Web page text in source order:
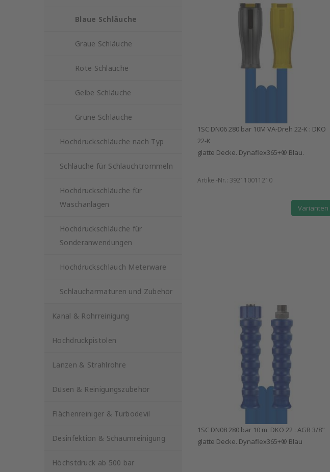
Blaue Schläuche
Graue Schläuche
Rote Schläuche
Gelbe Schläuche
Grüne Schläuche
Hochdruckschläuche nach Typ
Schläuche für Schlauchtrommeln
Hochdruckschläuche für
Waschanlagen
Hochdruckschläuche für
Sonderanwendungen
Hochdruckschlauch Meterware
Schlaucharmaturen und Zubehör
Kanal & Rohrreinigung
Hochdruckpistolen
Lanzen & Strahlrohre
Düsen & Reinigungszubehör
Flächenreiniger & Turbodevil
Desinfektion & Schaumreinigung
Höchstdruck ab 500 bar
1SC DN06 280 bar 10M VA-Dreh 22-K : DKO
22-K
glatte Decke. Dynaflex365+® Blau.
Artikel-Nr.: 392110011210
Varianten
1SC DN08 280 bar 10 m. DKO 22 : AGR 3/8"
glatte Decke. Dynaflex365+® Blau